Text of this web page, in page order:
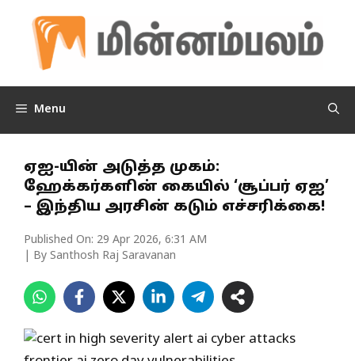
content
Menu
ஏஐ-யின் அடுத்த முகம்:
ஹேக்கர்களின் கையில் ‘சூப்பர் ஏஐ’
– இந்திய அரசின் கடும் எச்சரிக்கை!
Published On: 29 Apr 2026, 6:31 AM
| By Santhosh Raj Saravanan